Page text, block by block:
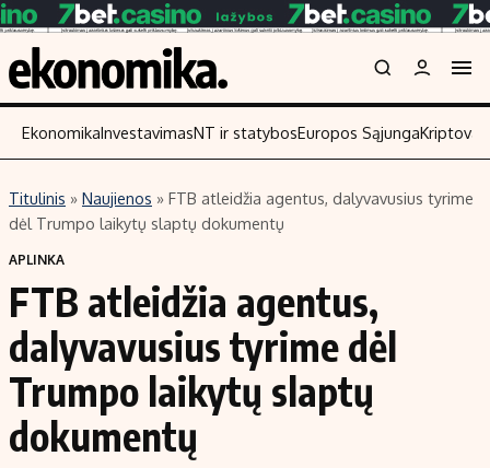
Turinys
Naujienos
Aplinka
Verslas
Energetika
Ekonomika
Politika
EkonomikaInvestavimasNT ir statybosEuropos Sąjunga
Titulinis » Naujienos » FTB atleidžia agentus, dalyvavusius tyrime
dėl Trumpo laikytų slaptų dokumentų
APLINKA
FTB atleidžia agentus,
dalyvavusius tyrime dėl
Trumpo laikytų slaptų
dokumentų